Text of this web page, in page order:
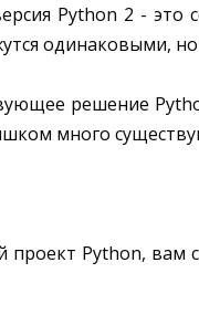
Python 2 -
одинаковыми,
решение
много
Python, вам